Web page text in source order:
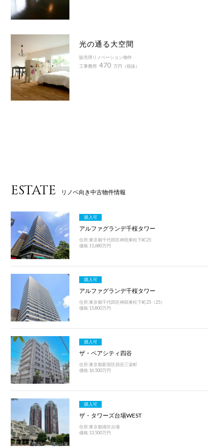
光の通る大空間
販売用リノベーション物件
工事費用 470 万円（税抜）
ESTATE リノベ向き中古物件情報
購入可
アルファグランデ千桜タワー
住所:東京都千代田区神田東松下町25
価格:11,680万円
購入可
アルファグランデ千桜タワー
住所:東京都千代田区神田東松下町25（25）
価格:15,800万円
購入可
ザ・ペアシティ四谷
住所:東京都新宿区四谷三栄町
価格:16,500万円
購入可
ザ・タワーズ台場WEST
住所:東京都港区台場
価格:13,500万円